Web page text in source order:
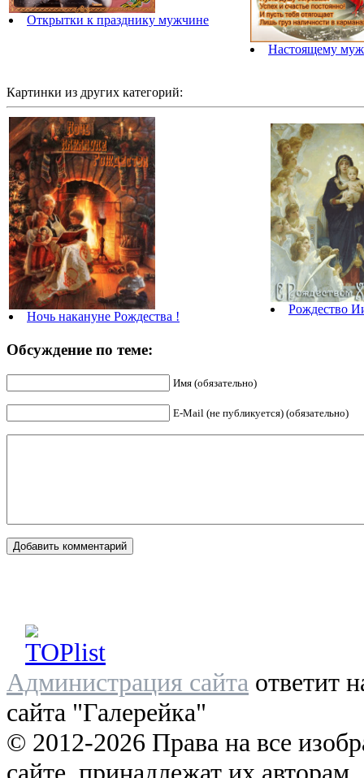
Открытки к празднику мужчине
Настоящему
Картинки из других категорий:
Ночь накануне Рождества !
Рождество
Обсуждение по теме:
Имя (обязательно)
E-Mail (не публикуется) (обязательно)
Администрация сайта ответит
сайта "Галерейка"
© 2012-2026 Права на все